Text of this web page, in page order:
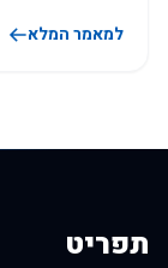
למאמר המלא
תפריט